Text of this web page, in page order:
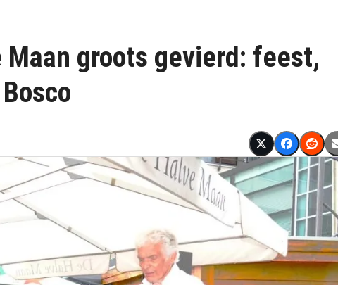
Maan groots gevierd: feest,